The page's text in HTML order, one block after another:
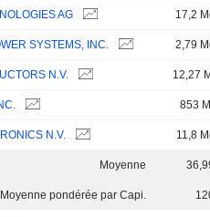
AG 17,2
SYSTEMS, INC. 2,79
N.V. 12,27
853 M
N.V. 11,8
Moyenne
Moyenne pondérée par Capi.